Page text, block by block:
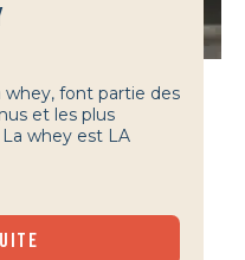
whey, font partie des
et les plus
whey est LA